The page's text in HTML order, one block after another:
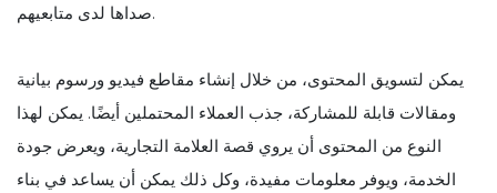
صداها لدى متابعيهم.
يمكن لتسويق المحتوى، من خلال إنشاء مقاطع فيديو ورسوم بيانية
ومقالات قابلة للمشاركة، جذب العملاء المحتملين أيضًا. يمكن لهذا
النوع من المحتوى أن يروي قصة العلامة التجارية، ويعرض جودة
الخدمة، ويوفر معلومات مفيدة، وكل ذلك يمكن أن يساعد في بناء